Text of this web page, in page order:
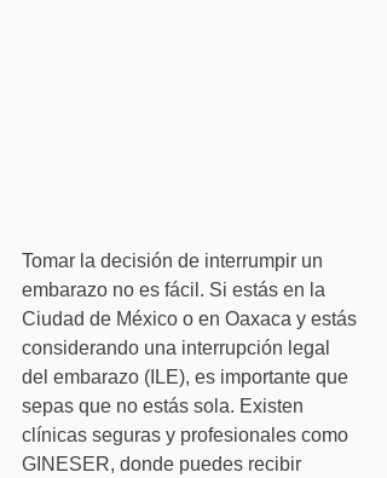
Tomar la decisión de interrumpir un
embarazo no es fácil. Si estás en la
Ciudad de México o en Oaxaca y estás
considerando una interrupción legal
del embarazo (ILE), es importante que
sepas que no estás sola. Existen
clínicas seguras y profesionales como
GINESER, donde puedes recibir